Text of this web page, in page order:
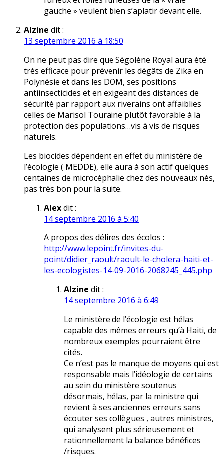
gauche » veulent bien s’aplatir devant elle.
Alzine dit :
13 septembre 2016 à 18:50
On ne peut pas dire que Ségolène Royal aura été
très efficace pour prévenir les dégâts de Zika en
Polynésie et dans les DOM, ses positions
antiinsecticides et en exigeant des distances de
sécurité par rapport aux riverains ont affaiblies
celles de Marisol Touraine plutôt favorable à la
protection des populations…vis à vis de risques
naturels.
Les biocides dépendent en effet du ministère de
l’écologie ( MEDDE), elle aura à son actif quelques
centaines de microcéphalie chez des nouveaux nés,
pas très bon pour la suite.
Alexdit :
14 septembre 2016 à 5:40
A propos des délires des écolos :
http://www.lepoint.fr/invites-du-
point/didier_raoult/raoult-le-cholera-haiti-et-
les-ecologistes-14-09-2016-2068245_445.php
Alzine dit :
14 septembre 2016 à 6:49
Le ministère de l’écologie est hélas
capable des mêmes erreurs qu’à Haiti, de
nombreux exemples pourraient être
cités.
Ce n’est pas le manque de moyens qui est
responsable mais l’idéologie de certains
au sein du ministère soutenus
désormais, hélas, par la ministre qui
revient à ses anciennes erreurs sans
écouter ses collègues , autres ministres,
qui analysent plus sérieusement et
rationnellement la balance bénéfices
/risques.